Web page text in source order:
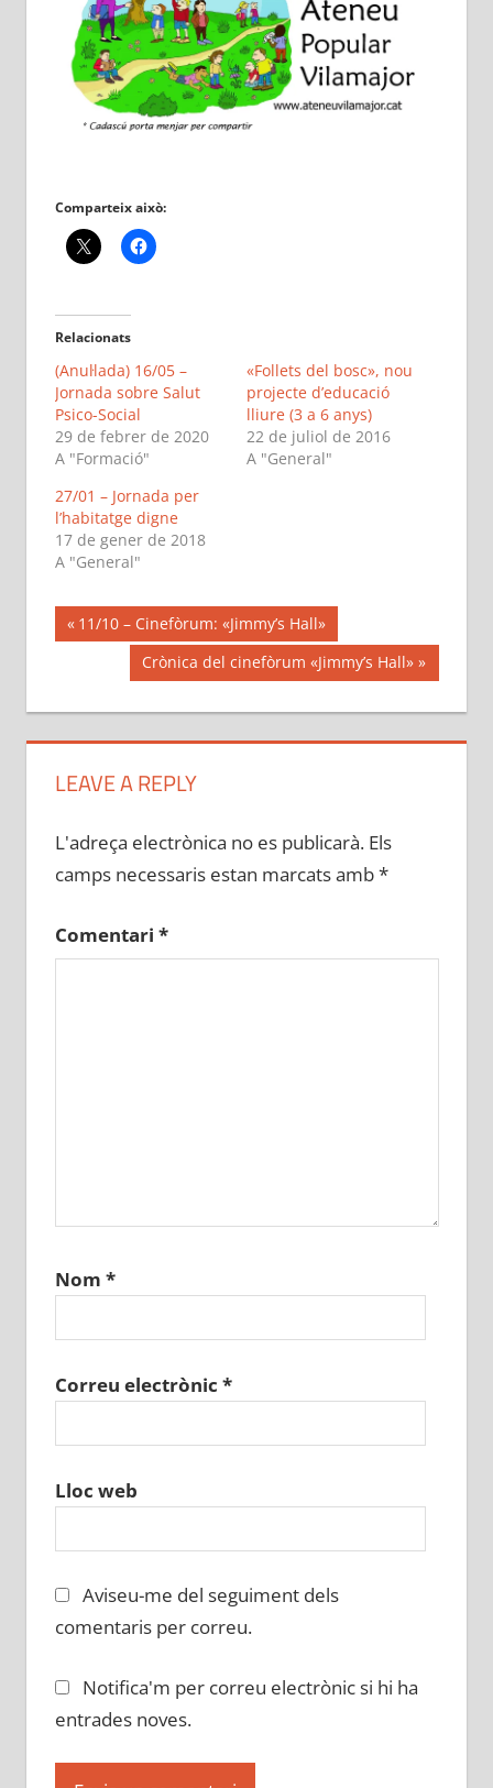
Comparteix això:
Relacionats
(Anul·lada) 16/05 –
Jornada sobre Salut
Psico-Social
29 de febrer de 2020
A "Formació"
«Follets del bosc», nou
projecte d’educació
lliure (3 a 6 anys)
22 de juliol de 2016
A "General"
27/01 – Jornada per
l’habitatge digne
17 de gener de 2018
A "General"
Navegació
d'entrades
Previous
11/10 – Cinefòrum: «Jimmy’s Hall»
Next
Post:
Crònica del cinefòrum «Jimmy’s Hall»
LEAVE A REPLY
L'adreça electrònica no es publicarà. Els
camps necessaris estan marcats amb*
Comentari *
Nom *
Correu electrònic *
Lloc web
Aviseu-me del seguiment dels
comentaris per correu.
Notifica'm per correu electrònic si hi ha
entrades noves.